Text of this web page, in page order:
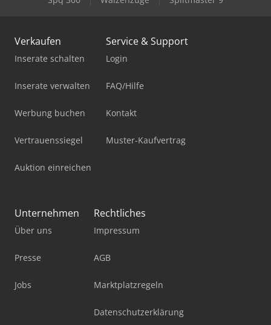
Verkaufen
Inserate schalten
Inserate verwalten
Werbung buchen
Vertrauenssiegel
Auktion einreichen
Service & Support
Login
FAQ/Hilfe
Kontakt
Muster-Kaufvertrag
Unternehmen
Über uns
Presse
Jobs
Rechtliches
Impressum
AGB
Marktplatzregeln
Datenschutzerklärung